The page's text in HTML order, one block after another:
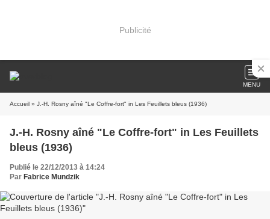
Publicité
MENU
Accueil » J.-H. Rosny aîné "Le Coffre-fort" in Les Feuillets bleus (1936)
J.-H. Rosny aîné "Le Coffre-fort" in Les Feuillets
bleus (1936)
Publié le 22/12/2013 à 14:24
Par Fabrice Mundzik